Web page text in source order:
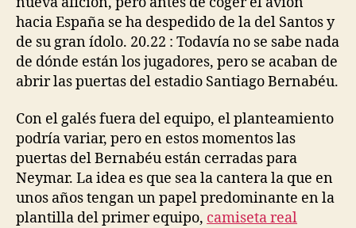
hacia España se ha despedido de la del Santos y
de su gran ídolo. 20.22 : Todavía no se sabe nada
de dónde están los jugadores, pero se acaban de
abrir las puertas del estadio Santiago Bernabéu.
Con el galés fuera del equipo, el planteamiento
podría variar, pero en estos momentos las
puertas del Bernabéu están cerradas para
Neymar. La idea es que sea la cantera la que en
unos años tengan un papel predominante en la
plantilla del primer equipo, camiseta real